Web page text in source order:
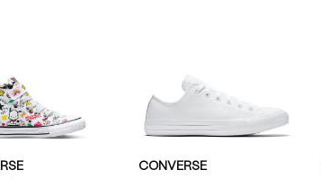
CONVERSE